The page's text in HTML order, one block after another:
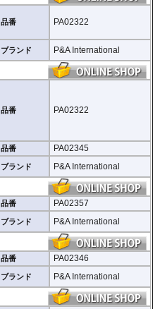
品番 PA02322
ブランド P&A International
品番 PA02322
品番 PA02345
ブランド P&A International
品番 PA02357
ブランド P&A International
品番 PA02346
ブランド P&A International